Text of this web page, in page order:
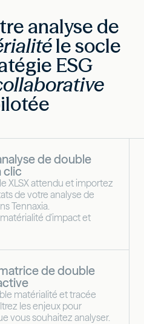
analyse de
le socle
ESG
de double
clic
XLSX attendu et importez
de votre analyse de
Tennaxia.
d'impact et
de double
matérialité et tracée
les enjeux pour
vous souhaitez analyser.